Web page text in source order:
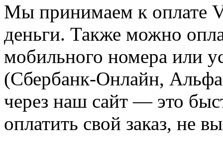
Мы принимаем к оплате
деньги. Также можно
мобильного номера или
(Сбербанк-Онлайн,
через наш сайт — это
оплатить свой заказ, не